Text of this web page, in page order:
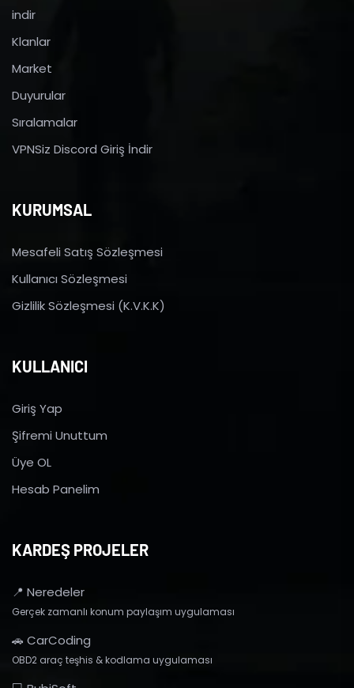
indir
Klanlar
Market
Duyurular
Sıralamalar
VPNSiz Discord Giriş İndir
KURUMSAL
Mesafeli Satış Sözleşmesi
Kullanıcı Sözleşmesi
Gizlilik Sözleşmesi (K.V.K.K)
KULLANICI
Giriş Yap
Şifremi Unuttum
Üye OL
Hesab Panelim
KARDEŞ PROJELER
📍 Neredeler
Gerçek zamanlı konum paylaşım uygulaması
🚗 CarCoding
OBD2 araç teşhis & kodlama uygulaması